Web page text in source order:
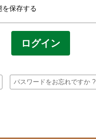
を保存する
パスワードをお忘れですか ?